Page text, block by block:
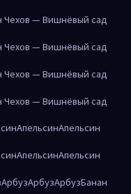
Чехов — Вишнёвый сад
Чехов — Вишнёвый сад
Чехов — Вишнёвый сад
Чехов — Вишнёвый сад
АпельсинАпельсин
АпельсинАпельсин
АрбузАрбузАрбузБанан